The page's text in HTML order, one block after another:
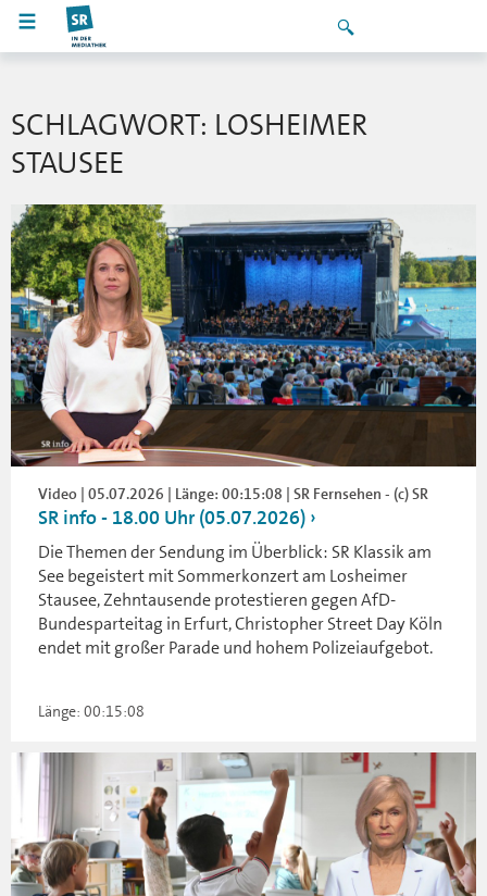
SCHLAGWORT: LOSHEIMER
STAUSEE
Video | 05.07.2026 | Länge: 00:15:08 | SR Fernsehen - (c) SR
SR info - 18.00 Uhr (05.07.2026)
Die Themen der Sendung im Überblick: SR Klassik am
See begeistert mit Sommerkonzert am Losheimer
Stausee, Zehntausende protestieren gegen AfD-
Bundesparteitag in Erfurt, Christopher Street Day Köln
endet mit großer Parade und hohem Polizeiaufgebot.
Länge: 00:15:08